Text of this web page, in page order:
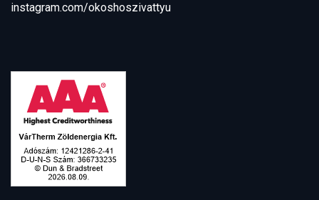
instagram.com/okoshoszivattyu